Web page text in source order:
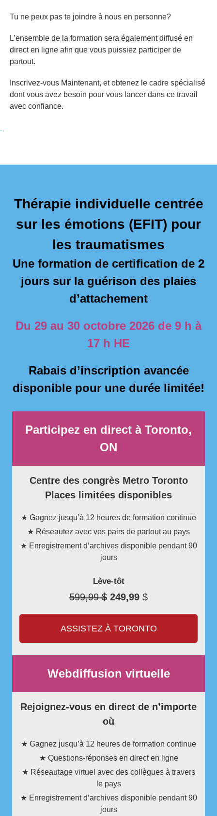
Tu ne peux pas te joindre à nous en personne?
L’ensemble de la formation sera également diffusé en
direct en ligne afin que vous puissiez participer de
partout.
Inscrivez-vous Maintenant, et obtenez le cadre spécialisé
dont vous avez besoin pour vous lancer dans ce travail
avec confiance.
Thérapie individuelle centrée
sur les émotions (EFIT) pour
les traumatismes
Une formation de certification de 2
jours sur la guérison des plaies
d’attachement
Du 29 au 30 octobre 2026 de 9 h à
17 h HE
Rabais d’inscription avancée
disponible pour une durée limitée!
Participez en direct à Toronto,
ON
Centre des congrès Metro Toronto
Places limitées disponibles
★ Gagnez jusqu’à 12 heures de formation continue
★ Réseautez avec vos pairs de partout au pays
★ Enregistrement d’archives disponible pendant 90
jours
Lève-tôt
599,99 $ 249,99 $
ASSISTEZ À TORONTO
Webdiffusion virtuelle
Rejoignez-vous en direct de n’importe
où
★ Gagnez jusqu’à 12 heures de formation continue
★ Questions-réponses en direct en ligne
★ Réseautage virtuel avec des collègues à travers
le pays
★ Enregistrement d’archives disponible pendant 90
jours